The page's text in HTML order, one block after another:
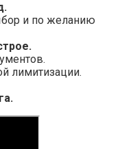
и по желанию
лимитизации.